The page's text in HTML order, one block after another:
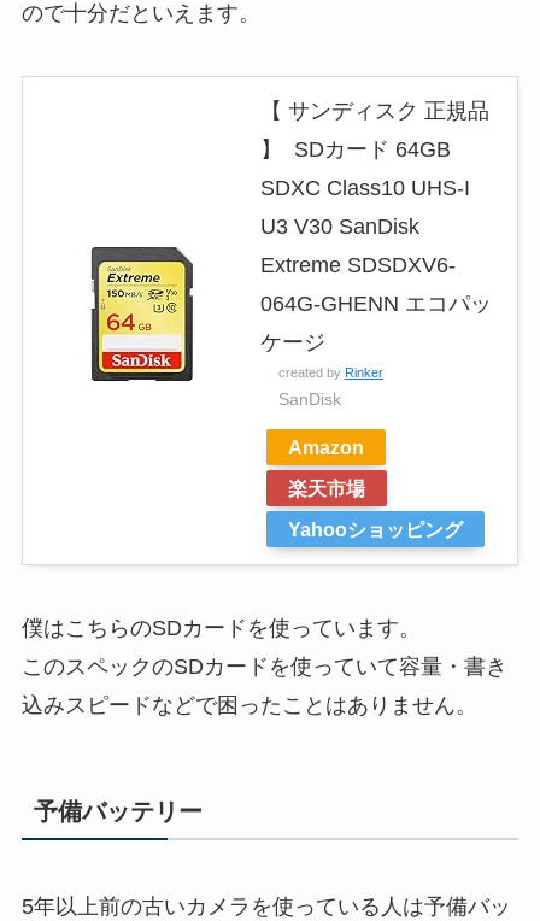
ので十分だといえます。
【 サンディスク 正規品
】 SDカード 64GB
SDXC Class10 UHS-I
U3 V30 SanDisk
Extreme SDSDXV6-
064G-GHENN エコパッ
ケージ
created by Rinker
SanDisk
Amazon
楽天市場
Yahooショッピング
僕はこちらのSDカードを使っています。
このスペックのSDカードを使っていて容量・書き
込みスピードなどで困ったことはありません。
予備バッテリー
5年以上前の古いカメラを使っている人は予備バッ